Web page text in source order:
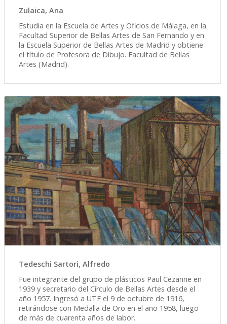
Zulaica, Ana
Estudia en la Escuela de Artes y Oficios de Málaga, en la
Facultad Superior de Bellas Artes de San Fernando y en
la Escuela Superior de Bellas Artes de Madrid y obtiene
el título de Profesora de Dibujo. Facultad de Bellas
Artes (Madrid).
Tedeschi Sartori, Alfredo
Fue integrante del grupo de plásticos Paul Cezanne en
1939 y secretario del Círculo de Bellas Artes desde el
año 1957. Ingresó a UTE el 9 de octubre de 1916,
retirándose con Medalla de Oro en el año 1958, luego
de más de cuarenta años de labor.